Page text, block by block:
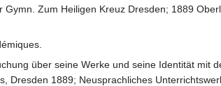
Zum Heiligen Kreuz Dresden; 1889
über seine Werke und seine Identität mit
Dresden 1889; Neusprachliches